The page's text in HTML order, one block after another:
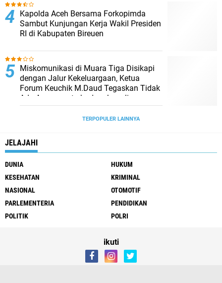
Kapolda Aceh Bersama Forkopimda
Sambut Kunjungan Kerja Wakil Presiden
RI di Kabupaten Bireuen
Miskomunikasi di Muara Tiga Disikapi
dengan Jalur Kekeluargaan, Ketua
Forum Keuchik M.Daud Tegaskan Tidak
Ada Ancaman terhadap Jurnalis
TERPOPULER LAINNYA
JELAJAHI
DUNIA
HUKUM
KESEHATAN
KRIMINAL
NASIONAL
OTOMOTIF
PARLEMENTERIA
PENDIDIKAN
POLITIK
POLRI
ikuti